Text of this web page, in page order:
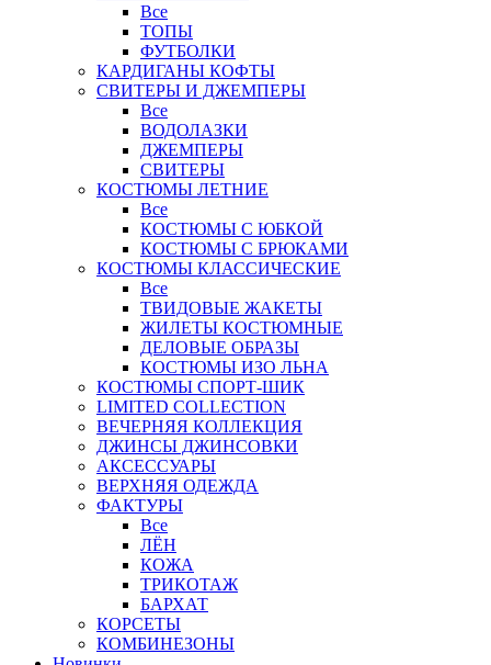
Все
ТОПЫ
ФУТБОЛКИ
КАРДИГАНЫ КОФТЫ
СВИТЕРЫ И ДЖЕМПЕРЫ
Все
ВОДОЛАЗКИ
ДЖЕМПЕРЫ
СВИТЕРЫ
КОСТЮМЫ ЛЕТНИЕ
Все
КОСТЮМЫ С ЮБКОЙ
КОСТЮМЫ С БРЮКАМИ
КОСТЮМЫ КЛАССИЧЕСКИЕ
Все
ТВИДОВЫЕ ЖАКЕТЫ
ЖИЛЕТЫ КОСТЮМНЫЕ
ДЕЛОВЫЕ ОБРАЗЫ
КОСТЮМЫ ИЗО ЛЬНА
КОСТЮМЫ СПОРТ-ШИК
LIMITED COLLECTION
ВЕЧЕРНЯЯ КОЛЛЕКЦИЯ
ДЖИНСЫ ДЖИНСОВКИ
АКСЕССУАРЫ
ВЕРХНЯЯ ОДЕЖДА
ФАКТУРЫ
Все
ЛЁН
КОЖА
ТРИКОТАЖ
БАРХАТ
КОРСЕТЫ
КОМБИНЕЗОНЫ